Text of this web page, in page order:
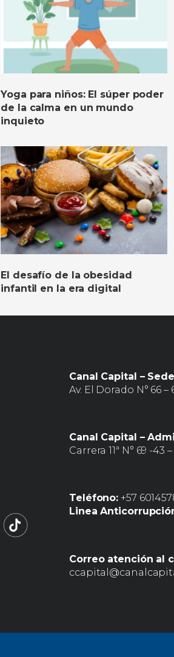
Yoga para niños: El súper poder
de la calma en un mundo
inquieto
El desafío de la obesidad
infantil en la era digital
Canal Capital –
Av. El Dorado N° 66 –
Canal Capital –
Carrera 11ª N° 69 -43
Teléfono: +57
Linea
Correo atención al